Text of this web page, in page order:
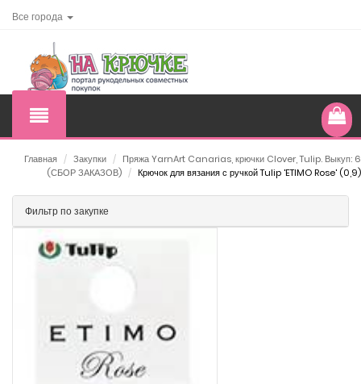
Все города
Главная / Закупки / Пряжа YarnArt Canarias, крючки Clover, Tulip. Выкуп: 6
(СБОР ЗАКАЗОВ) / Крючок для вязания с ручкой Tulip 'ETIMO Rose' (0,9)
Фильтр по закупке